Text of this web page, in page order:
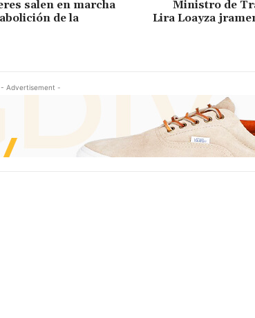
salen en marcha
de la
Ministro de
Lira Loayza
- Advertisement -